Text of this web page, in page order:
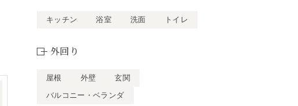
キッチン 浴室 洗面 トイレ
外回り
屋根 外壁
玄関
バルコニー・ベランダ